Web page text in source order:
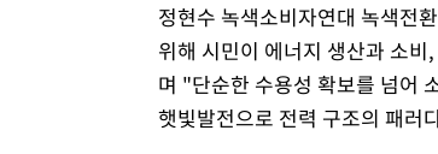
정현수 녹색소비자연대 녹색전
위해 시민이 에너지 생산과 소
며 "단순한 수용성 확보를 넘어
햇빛발전으로 전력 구조의 패러